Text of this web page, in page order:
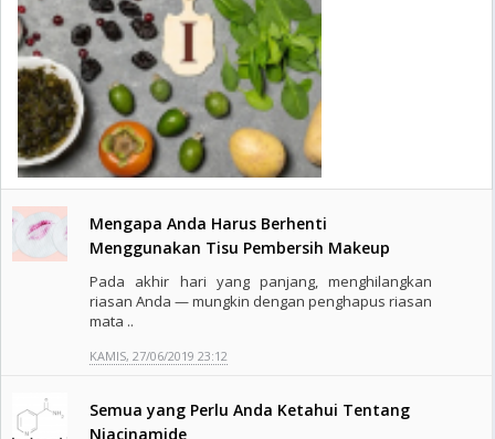
Mengapa Anda Harus Berhenti
Menggunakan Tisu Pembersih Makeup
Pada akhir hari yang panjang, menghilangkan
riasan Anda — mungkin dengan penghapus riasan
mata ..
KAMIS, 27/06/2019 23:12
Semua yang Perlu Anda Ketahui Tentang
Niacinamide